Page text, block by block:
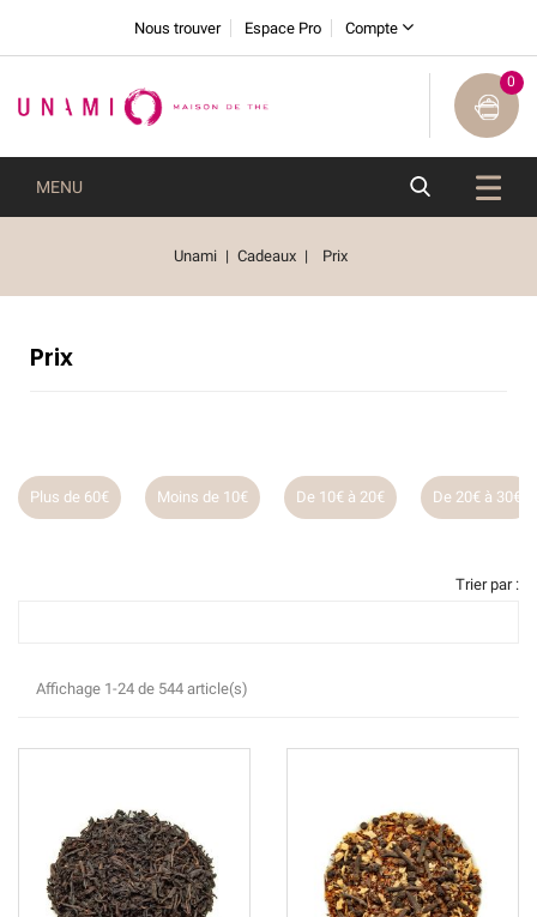
Nous trouver Espace Pro Compte
0
MENU
Unami Cadeaux Prix
Prix
Plus de 60€ Moins de 10€ De 10€ à 20€ De 20€ à 30€
Trier par :
Affichage 1-24 de 544 article(s)